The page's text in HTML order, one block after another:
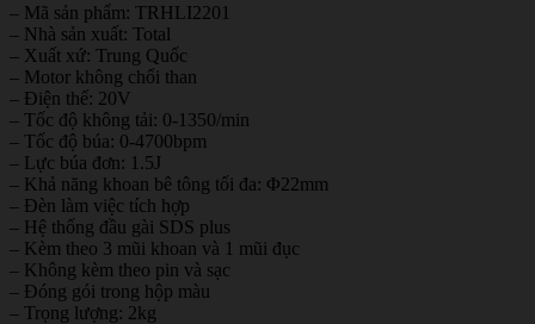
– Mã sản phẩm: TRHLI2201
– Nhà sản xuất: Total
– Xuất xứ: Trung Quốc
– Motor không chổi than
– Điện thế: 20V
– Tốc độ không tải: 0-1350/min
– Tốc độ búa: 0-4700bpm
– Lực búa đơn: 1.5J
– Khả năng khoan bê tông tối đa: Φ22mm
– Đèn làm việc tích hợp
– Hệ thống đầu gài SDS plus
– Kèm theo 3 mũi khoan và 1 mũi đục
– Không kèm theo pin và sạc
– Đóng gói trong hộp màu
– Trọng lượng: 2kg